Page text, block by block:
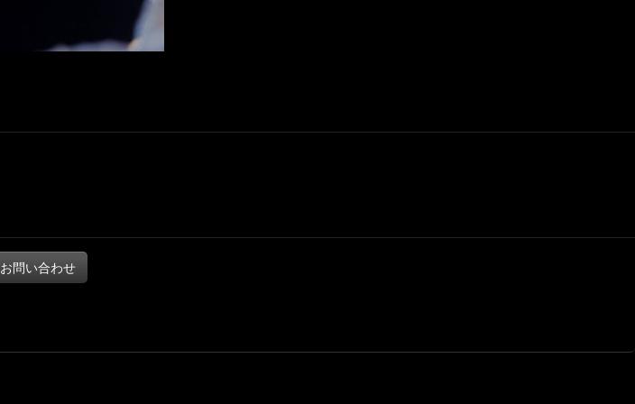
お問い合わせ